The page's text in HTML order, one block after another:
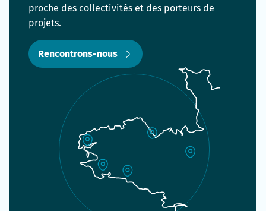
proche des collectivités et des porteurs de
projets.
Rencontrons-nous